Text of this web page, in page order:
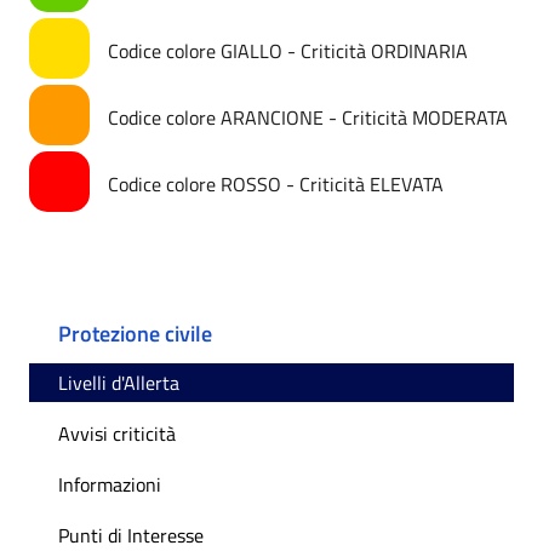
Codice colore GIALLO - Criticità ORDINARIA
Codice colore ARANCIONE - Criticità MODERATA
Codice colore ROSSO - Criticità ELEVATA
Protezione civile
Livelli d'Allerta
Avvisi criticità
Informazioni
Punti di Interesse